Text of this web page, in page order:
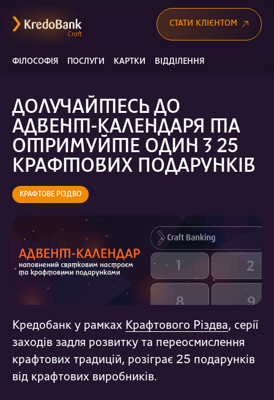
ФІЛОСОФІЯ ПОСЛУГИ КАРТКИ ВІДДІЛЕННЯ
СТАТИ КЛІЄНТОМ
ДОЛУЧАЙТЕСЬ ДО
АДВЕНТ-КАЛЕНДАРЯ ТА
ОТРИМУЙТЕ ОДИН З 25
КРАФТОВИХ ПОДАРУНКІВ
КРАФТОВЕ РІЗДВО
Кредобанк у рамках Крафтового Різдва, серії
заходів задля розвитку та переосмислення
крафтових традицій, розіграє 25 подарунків
від крафтових виробників.